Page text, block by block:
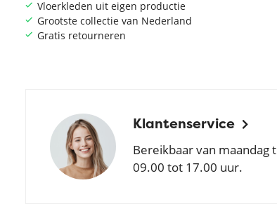
Vloerkleden uit eigen productie
Grootste collectie van Nederland
Gratis retourneren
Klantenservice
Bereikbaar van maandag
09.00 tot 17.00 uur.